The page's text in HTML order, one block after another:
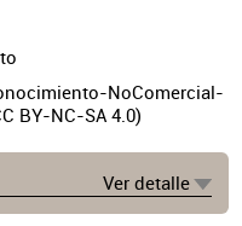
NoComercial-
BY-NC-SA 4.0)
Ver detalle